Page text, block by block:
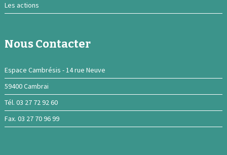
Les actions
Nous Contacter
Espace Cambrésis - 14 rue Neuve
59400 Cambrai
Tél. 03 27 72 92 60
Fax. 03 27 70 96 99